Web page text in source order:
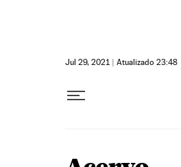
Jul 29, 2021 | Atualizado 23:48